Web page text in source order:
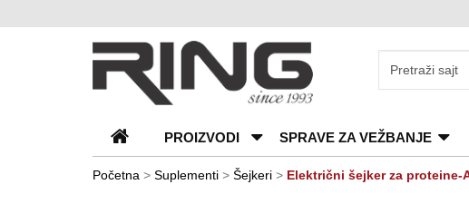
O
nama
Katalozi
Kontakt
Blog
PROIZVODI SPRAVE ZA VEŽBANJE
Početna > Suplementi > Šejkeri > Električni šejker za proteine-